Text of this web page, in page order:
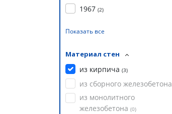
1967 (2)
Показать все
Материал стен
из кирпича (3)
из сборного железобетона
из монолитного
железобетона (0)